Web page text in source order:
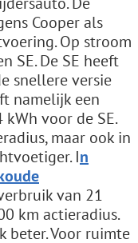
Cooper als
Op stroom
SE. De SE heeft
snellere versie
namelijk een
voor de SE.
maar ook in
In
van 21
km actieradius.
beter. Voor ruimte